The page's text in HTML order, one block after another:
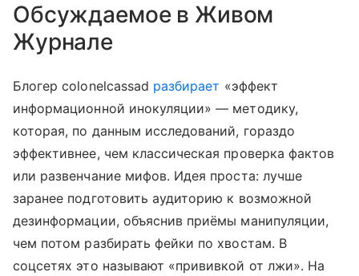
Обсуждаемое в Живом
Журнале
Блогер colonelcassad разбирает «эффект
информационной инокуляции» — методику,
которая, по данным исследований, гораздо
эффективнее, чем классическая проверка фактов
или развенчание мифов. Идея проста: лучше
заранее подготовить аудиторию к возможной
дезинформации, объяснив приёмы манипуляции,
чем потом разбирать фейки по хвостам. В
соцсетях это называют «прививкой от лжи». На